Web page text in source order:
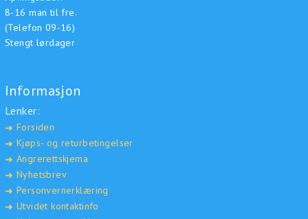
8-16 man til fre.
(Telefon 09-16)
Stengt lørdager
Informasjon
Lenker:
➜ Forsiden
➜ Kjøps- og returbetingelser
➜ Angrerettskjema
➜ Nyhetsbrev
➜ Personvernerklæring
➜ Utvidet kontaktinfo